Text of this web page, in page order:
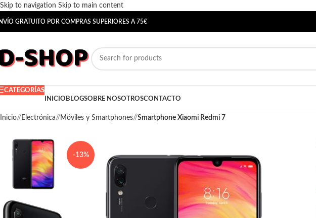
Skip to navigation Skip to main content
GRATUITO POR COMPRAS SUPERIORES A 75€
CATEGORÍAS
INICIO BLOGSOBRE NOSOTROSCONTACTO
Inicio/ Electrónica/ Móviles y Smartphones/ Smartphone Xiaomi Redmi 7
-13%